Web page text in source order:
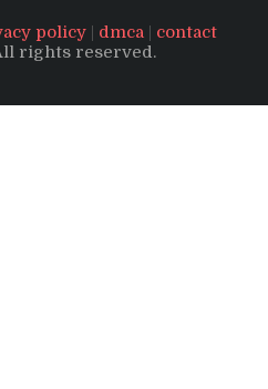
policy| dmca| contact
rights reserved.